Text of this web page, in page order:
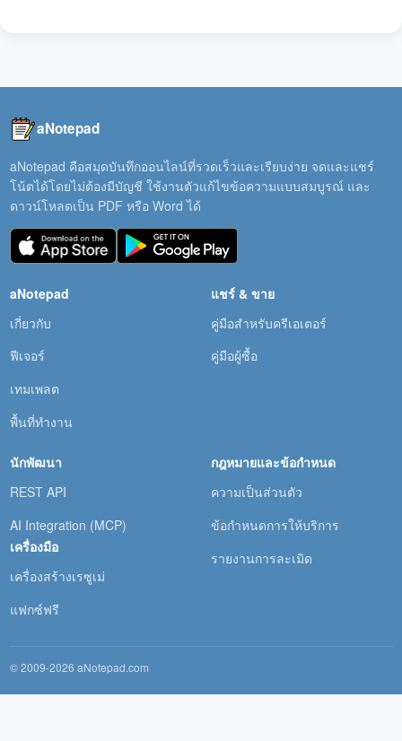
aNotepad
aNotepad คือสมุดบันทึกออนไลน์ที่รวดเร็วและเรียบง่าย จดและแชร์
โน้ตได้โดยไม่ต้องมีบัญชี ใช้งานตัวแก้ไขข้อความแบบสมบูรณ์ และ
ดาวน์โหลดเป็น PDF หรือ Word ได้
aNotepad
เกี่ยวกับ
ฟีเจอร์
เทมเพลต
พื้นที่ทำงาน
แชร์ & ขาย
คู่มือสำหรับครีเอเตอร์
คู่มือผู้ซื้อ
นักพัฒนา
REST API
AI Integration (MCP)
เครื่องมือ
เครื่องสร้างเรซูเม่
แฟกซ์ฟรี
กฎหมายและข้อกำหนด
ความเป็นส่วนตัว
ข้อกำหนดการให้บริการ
รายงานการละเมิด
© 2009-2026 aNotepad.com